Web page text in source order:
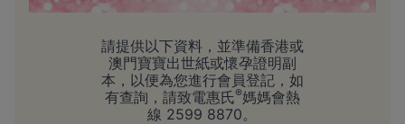
請提供以下資料，並準備香港或
澳門寶寶出世紙或懷孕證明副
本，以便為您進行會員登記，如
有查詢，請致電惠氏®媽媽會熱
線 2599 8870。